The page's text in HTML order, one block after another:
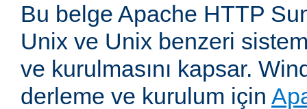
Bu belge Apache HTTP
Unix ve Unix benzeri
ve kurulmasını kapsar.
derleme ve kurulum için